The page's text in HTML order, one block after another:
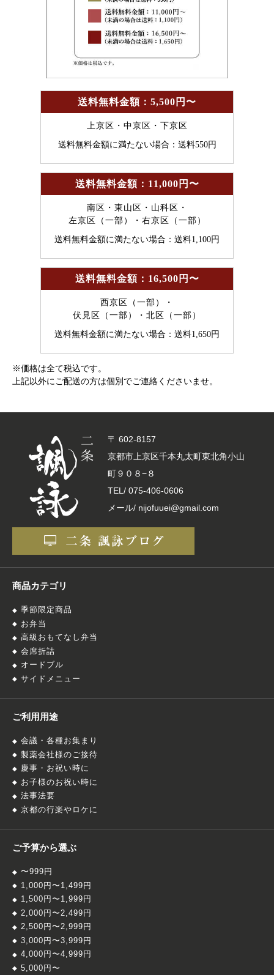
送料無料金額：5,500円〜
上京区・中京区・下京区
送料無料金額に満たない場合：送料550円
送料無料金額：11,000円〜
南区・東山区・山科区・
左京区（一部）・右京区（一部）
送料無料金額に満たない場合：送料1,100円
送料無料金額：16,500円〜
西京区（一部）・
伏見区（一部）・北区（一部）
送料無料金額に満たない場合：送料1,650円
※価格は全て税込です。
上記以外にご配送の方は個別でご連絡くださいませ。
〒 602-8157
京都市上京区千本丸太町東北角小山
町９０８−８
TEL/ 075-406-0606
メール/ nijofuuei@gmail.com
商品カテゴリ
季節限定商品
お弁当
高級おもてなし弁当
会席折詰
オードブル
サイドメニュー
ご利用用途
会議・各種お集まり
製薬会社様のご接待
慶事・お祝い時に
お子様のお祝い時に
法事法要
京都の行楽やロケに
ご予算から選ぶ
〜999円
1,000円〜1,499円
1,500円〜1,999円
2,000円〜2,499円
2,500円〜2,999円
3,000円〜3,999円
4,000円〜4,999円
5,000円〜